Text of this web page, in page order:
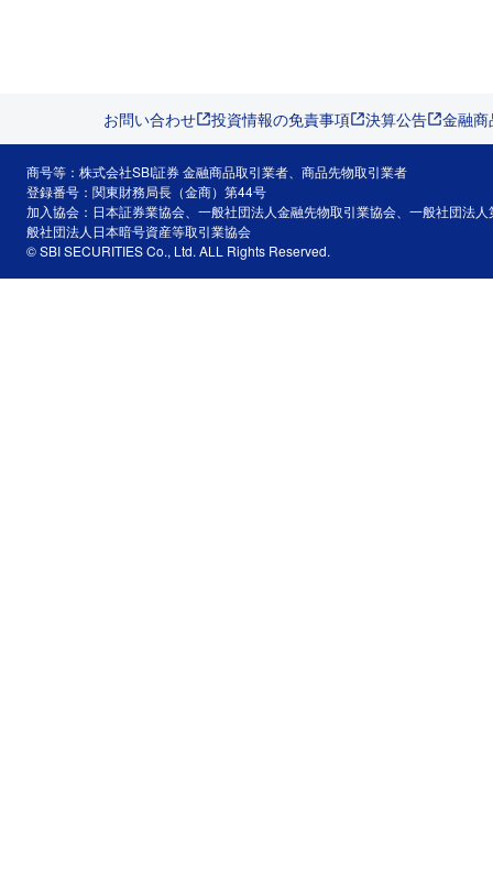
お問い合わせ 投資情報の免責事項 決算公告 金融
商号等：株式会社SBI証券 金融商品取引業者、商品先物取引業者
登録番号：関東財務局長（金商）第44号
加入協会：日本証券業協会、一般社団法人金融先物取引業協会、一般社団法
般社団法人日本暗号資産等取引業協会
© SBI SECURITIES Co., Ltd. ALL Rights Reserved.